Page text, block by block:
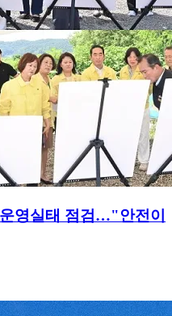
영실태 점검…"안전이